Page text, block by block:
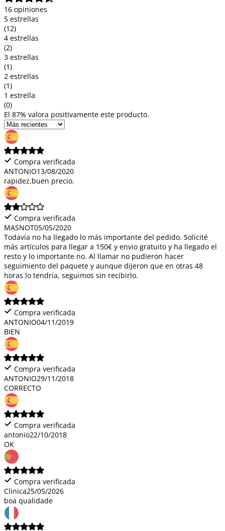
16 opiniones
5 estrellas
(12)
4 estrellas
(2)
3 estrellas
(1)
2 estrellas
(1)
1 estrella
(0)
El 87% valora positivamente este producto.
Compra verificada
ANTONIO13/08/2020
rapidez,buen precio.
Compra verificada
MASNOT05/05/2020
Todavía no ha llegado lo más importante del pedido. Solicité
más artículos para llegar a 150€ y envio gratuito y ha llegado el
resto y lo importante no. Al llamar no pudieron hacer
seguimiento del paquete y aunque dijeron que en otras 48
horas lo tendría, seguimos sin recibirlo.
Compra verificada
ANTONIO04/11/2019
BIEN
Compra verificada
ANTONIO29/11/2018
CORRECTO
Compra verificada
antonio22/10/2018
OK
Compra verificada
Clinica25/05/2026
boa qualidade